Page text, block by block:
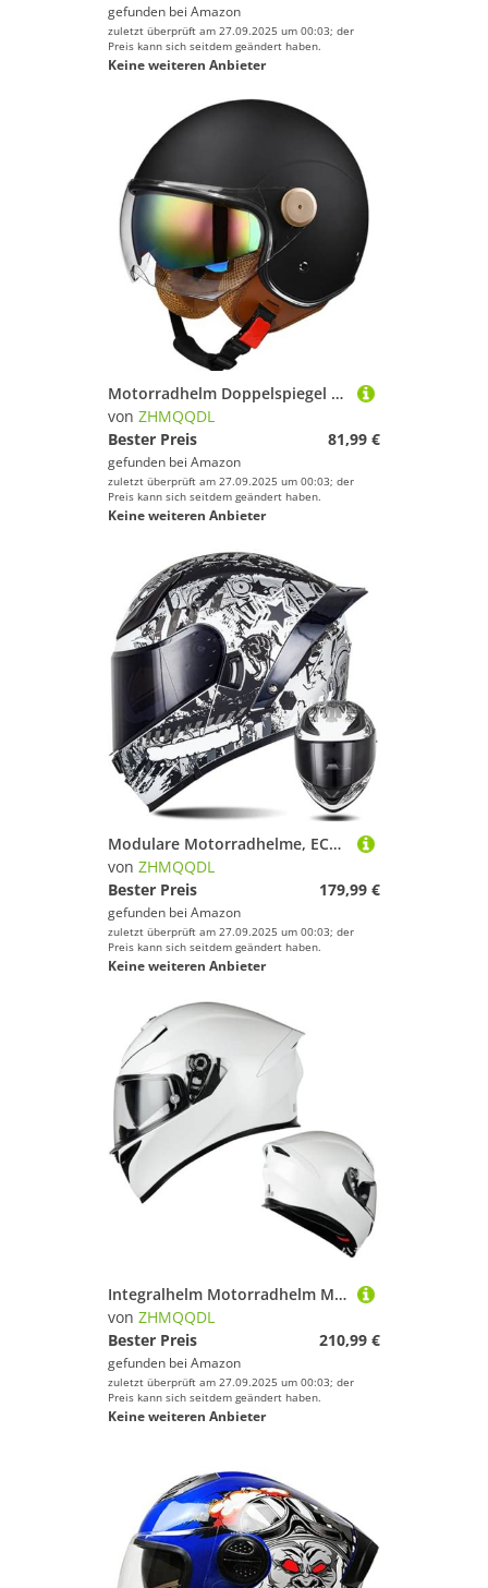
gefunden bei Amazon
zuletzt überprüft am 27.09.2025 um 00:03; der
Preis kann sich seitdem geändert haben.
Keine weiteren Anbieter
Motorradhelm Doppelspiegel Halbhelm Retro 3/4 Halbhelm Vierjahreszeitenhelm ECE-Zertifizierter Helm Unisex Mit Doppelvisier Rollerhelm C,L58~59CM
von ZHMQQDL
Bester Preis
81,99 €
gefunden bei Amazon
zuletzt überprüft am 27.09.2025 um 00:03; der
Preis kann sich seitdem geändert haben.
Keine weiteren Anbieter
Modulare Motorradhelme, ECE-Geprüfter Klapphelm Integrierter Modularer Helm Mit Doppelter Sonnenblende und Herausnehmbarem Futter Großer Heckhelm Für Männer und Frauen A2,M57~58CM
von ZHMQQDL
Bester Preis
179,99 €
gefunden bei Amazon
zuletzt überprüft am 27.09.2025 um 00:03; der
Preis kann sich seitdem geändert haben.
Keine weiteren Anbieter
Integralhelm Motorradhelm Mit Sonnenblende Motorrad Helm Vollvisierhelm Mopedhelm ECE 22.06 Motorradhelm Full-Face Helme für Damen Herren Klares Visier B,L57~59CM
von ZHMQQDL
Bester Preis
210,99 €
gefunden bei Amazon
zuletzt überprüft am 27.09.2025 um 00:03; der
Preis kann sich seitdem geändert haben.
Keine weiteren Anbieter